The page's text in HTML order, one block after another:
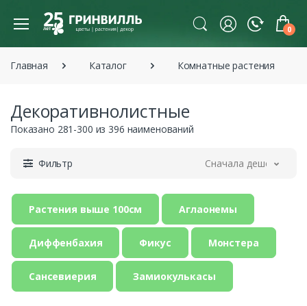
0
Главная Каталог Комнатные растения
Декоративнолистные
Показано 281-300 из 396 наименований
Фильтр Сначала дешевле
Растения выше 100см Аглаонемы
Диффенбахия Фикус Монстера
Сансевиерия Замиокулькасы